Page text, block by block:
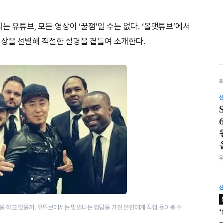
유튜브, 모든 영상이 ‘꿀잼’일 수는 없다. ‘올댓튜브’에서
을 선별해 적절한 설명을 곁들여 소개한다.
하고 있을까. 유튜브에서는 맛깔나는 입담을 가진 본인에게 직접 들어볼 수